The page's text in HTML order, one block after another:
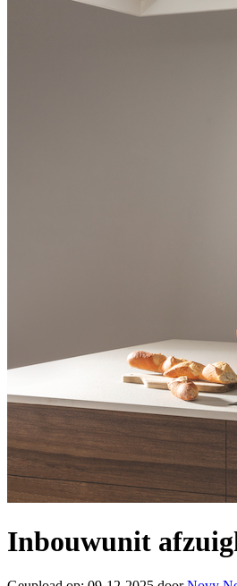
Inbouwunit